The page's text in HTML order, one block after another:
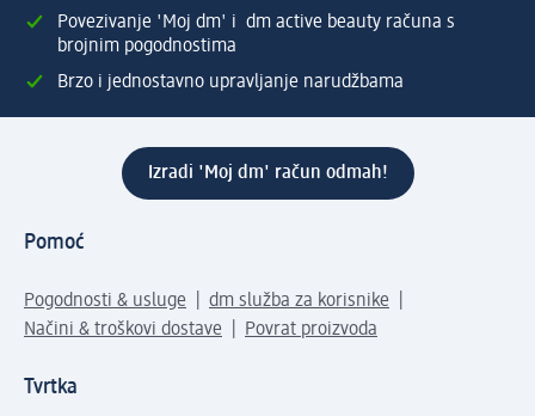
Povezivanje 'Moj dm' i dm active beauty računa s
brojnim pogodnostima
Brzo i jednostavno upravljanje narudžbama
Izradi 'Moj dm' račun odmah!
Pomoć
Pogodnosti & usluge
dm služba za korisnike
Načini & troškovi dostave
Povrat proizvoda
Tvrtka